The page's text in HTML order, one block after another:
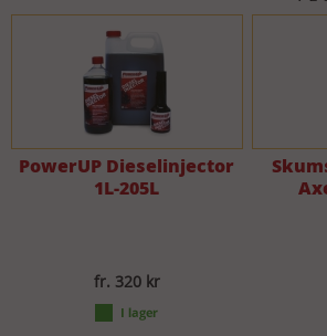
PowerUP Dieselinjector
1L-205L
fr. 320 kr